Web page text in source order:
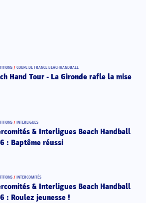
/ COUPE DE FRANCE BEACHHANDBALL
Hand Tour - La Gironde rafle la mise
/ INTERLIGUES
& Interligues Beach Handball
: Baptême réussi
/ INTERCOMITÉS
& Interligues Beach Handball
: Roulez jeunesse !